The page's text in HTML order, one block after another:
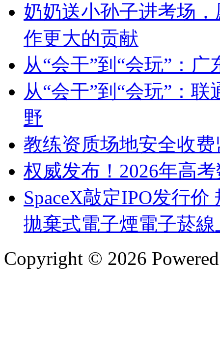
奶奶送小孙子进考场
作更大的贡献
从“会干”到“会玩”：
从“会干”到“会玩”：
野
教练资质场地安全收
权威发布！2026年高
SpaceX敲定IPO发行
拋棄式電子煙電子菸
Copyright © 2026